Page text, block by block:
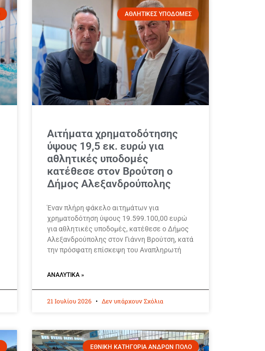
ΑΘΛΗΤΙΚΕΣ ΥΠΟΔΟΜΕΣ
Αιτήματα χρηματοδότησης
ύψους 19,5 εκ. ευρώ για
αθλητικές υποδομές
κατέθεσε στον Βρούτση ο
Δήμος Αλεξανδρούπολης
Έναν πλήρη φάκελο αιτημάτων για
χρηματοδότηση ύψους 19.599.100,00 ευρώ
για αθλητικές υποδομές, κατέθεσε ο Δήμος
Αλεξανδρούπολης στον Γιάννη Βρούτση, κατά
την πρόσφατη επίσκεψη του Αναπληρωτή
ΑΝΑΛΥΤΙΚΆ »
21 Ιουλίου 2026 Δεν υπάρχουν Σχόλια
ΕΘΝΙΚΗ ΚΑΤΗΓΟΡΙΑ ΑΝΔΡΩΝ ΠΟΛΟ